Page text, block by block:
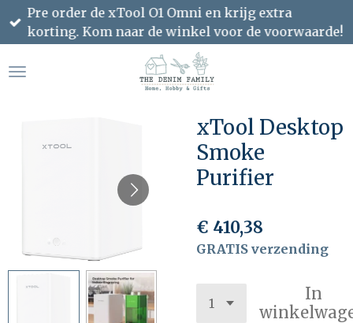
Ga
direct
de
Pre order de xTool O1 Omni en krijg extra
korting. Kom naar de winkel voor de voorwaarde!
xTool Desktop
Smoke
Purifier
€ 410,38
GRATIS verzending
In